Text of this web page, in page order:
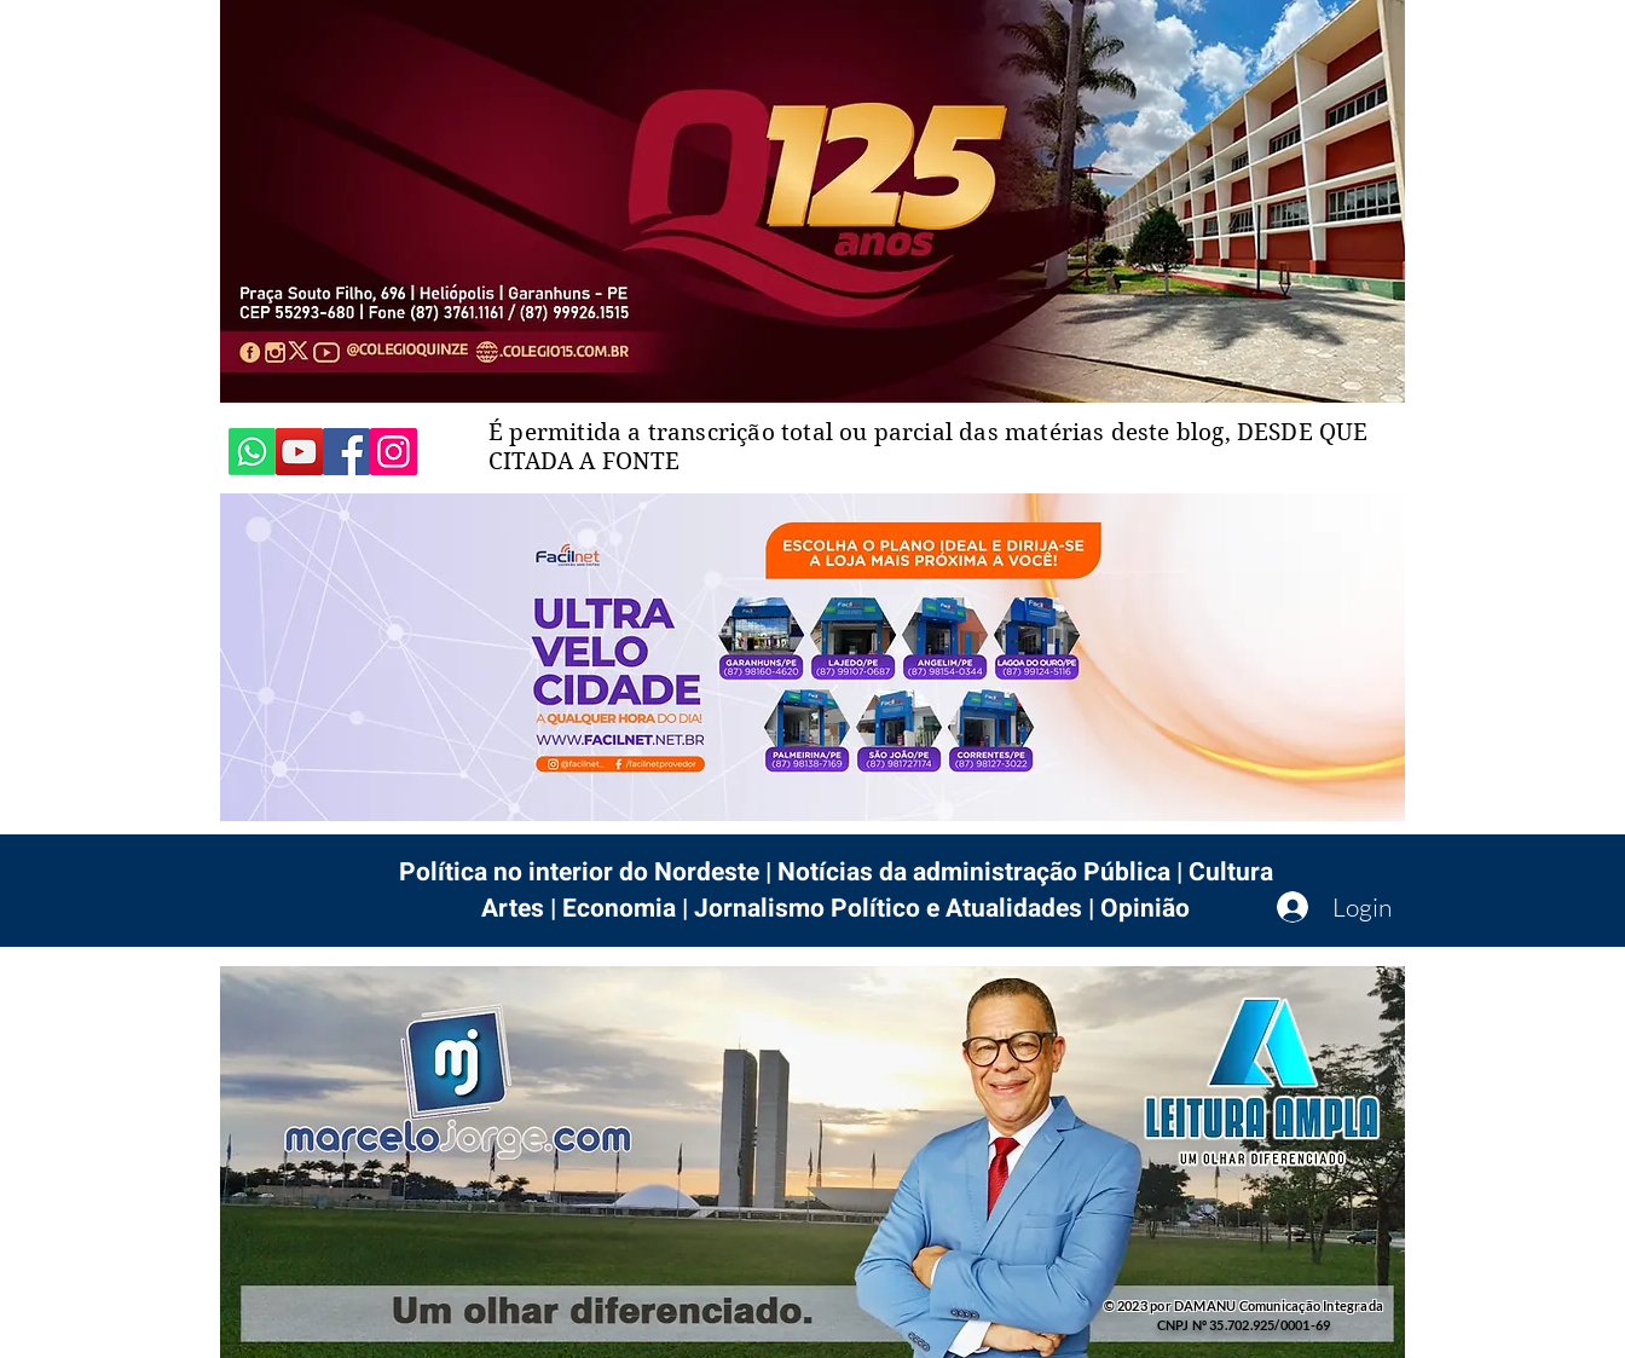
É permitida a transcrição total ou parcial das matérias deste blog, DESDE QUE
CITADA A FONTE
Login
Política no interior do Nordeste | Notícias da administração Pública | Cultura
Artes | Economia | Jornalismo Político e Atualidades | Opinião
© 2023 por DAMANU Comunicação Integrada
CNPJ Nº 35.702.925/0001-69